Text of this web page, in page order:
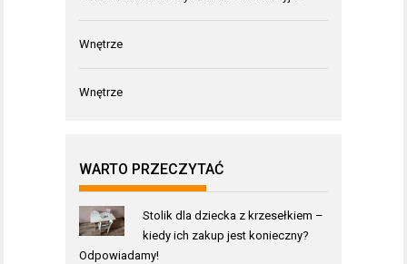
Wnętrze
Wnętrze
WARTO PRZECZYTAĆ
Stolik dla dziecka z krzesełkiem –
kiedy ich zakup jest konieczny?
Odpowiadamy!